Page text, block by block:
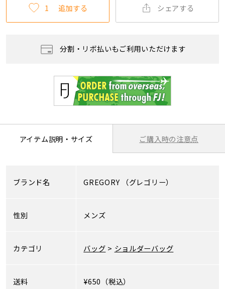
1 追加する シェアする
分割・リボ払いもご利用いただけます
アイテム説明・サイズ ご購入時の注意点
ブランド名 GREGORY （グレゴリー）
性別 メンズ
カテゴリ バッグ > ショルダーバッグ
送料 ¥650（税込）